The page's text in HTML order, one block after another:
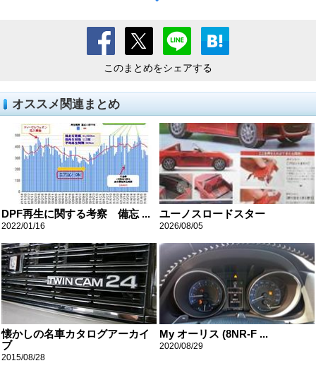
このまとめをシェアする
オススメ関連まとめ
DPF再生に関する考察 備忘 ...
2022/01/16
ユーノスロードスター
2026/08/05
懐かしの名車カタログアーカイ
ブ
2015/08/28
My オーリス (8NR-F ...
2020/08/29